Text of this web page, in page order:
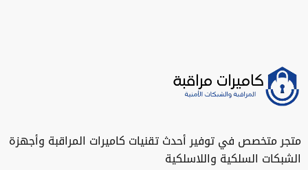
متجر متخصص في توفير أحدث تقنيات كاميرات المراقبة وأجهزة
الشبكات السلكية واللاسلكية